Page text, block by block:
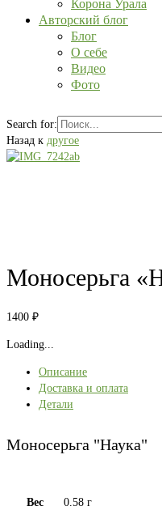
Корона Урала
Авторский блог
Блог
О себе
Видео
Фото
Search for:
Назад к другое
Моносерьга
1400 ₽
Loading...
Описание
Доставка и оплата
Детали
Моносерьга "Наука"
Вес
0.58 г